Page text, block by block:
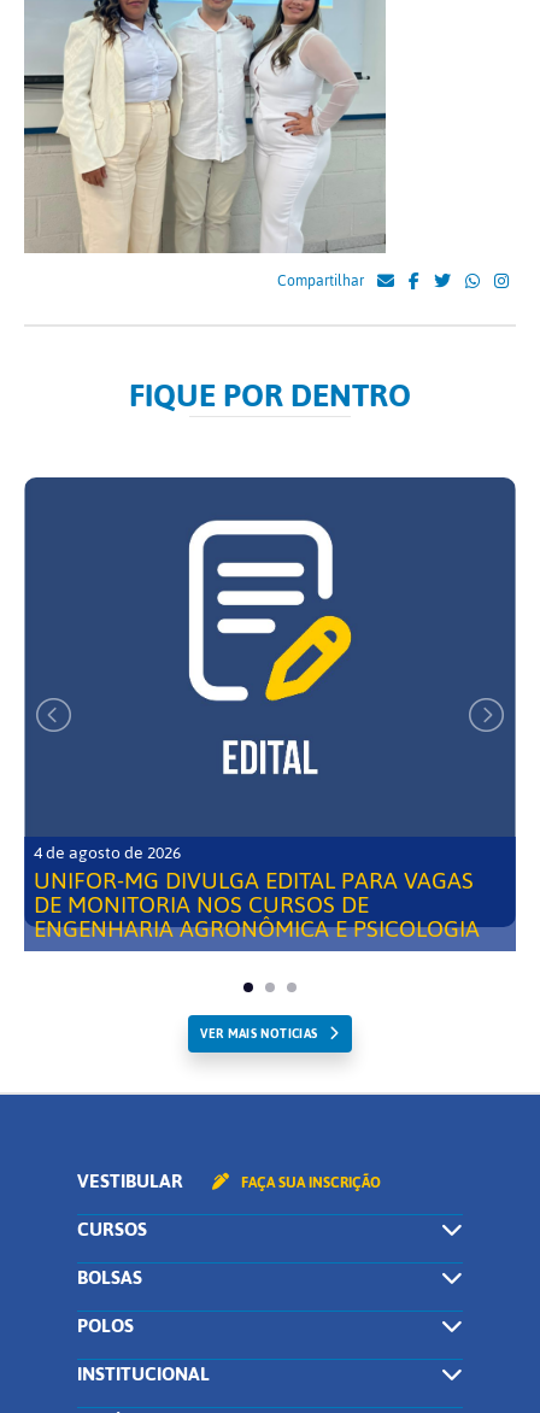
Compartilhar
FIQUE POR DENTRO
4 de agosto de 2026
UNIFOR-MG DIVULGA EDITAL PARA VAGAS
DE MONITORIA NOS CURSOS DE
ENGENHARIA AGRONÔMICA E PSICOLOGIA
VER MAIS NOTICIAS
VESTIBULAR FAÇA SUA INSCRIÇÃO
CURSOS
BOLSAS
POLOS
INSTITUCIONAL